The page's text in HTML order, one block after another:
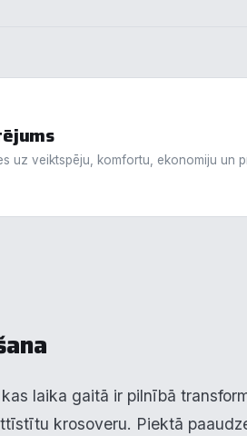
uz veiktspēju, komfortu, ekonomiju un
laika gaitā ir pilnībā
krosoveru. Piektā